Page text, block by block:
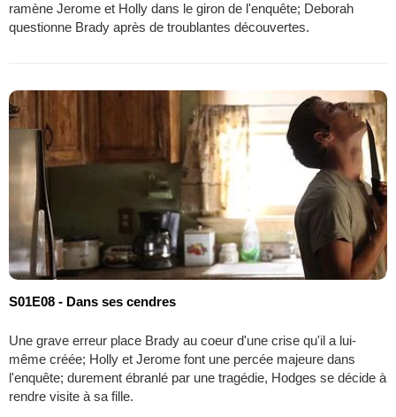
ramène Jerome et Holly dans le giron de l'enquête; Deborah
questionne Brady après de troublantes découvertes.
S01E08 - Dans ses cendres
Une grave erreur place Brady au coeur d'une crise qu'il a lui-
même créée; Holly et Jerome font une percée majeure dans
l'enquête; durement ébranlé par une tragédie, Hodges se décide à
rendre visite à sa fille.